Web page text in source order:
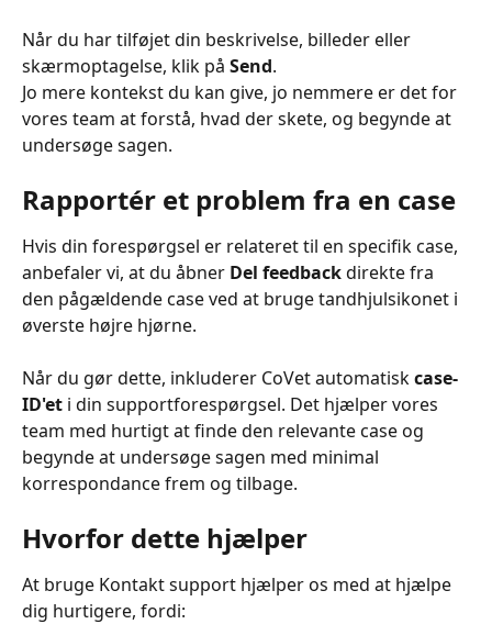
Når du har tilføjet din beskrivelse, billeder eller
skærmoptagelse, klik på Send.
Jo mere kontekst du kan give, jo nemmere er det for
vores team at forstå, hvad der skete, og begynde at
undersøge sagen.
Rapportér et problem fra en case
Hvis din forespørgsel er relateret til en specifik case,
anbefaler vi, at du åbner Del feedback direkte fra
den pågældende case ved at bruge tandhjulsikonet i
øverste højre hjørne.
Når du gør dette, inkluderer CoVet automatisk case-
ID'et i din supportforespørgsel. Det hjælper vores
team med hurtigt at finde den relevante case og
begynde at undersøge sagen med minimal
korrespondance frem og tilbage.
Hvorfor dette hjælper
At bruge Kontakt support hjælper os med at hjælpe
dig hurtigere, fordi: